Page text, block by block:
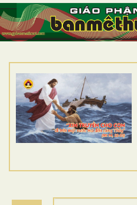
TRANG NHẤT
GIỚI THIỆU
DÒNG TU
BAN MỤC VỤ
ĐOÀN THỂ CG
ĐIỂM HÀNH HƯƠNG